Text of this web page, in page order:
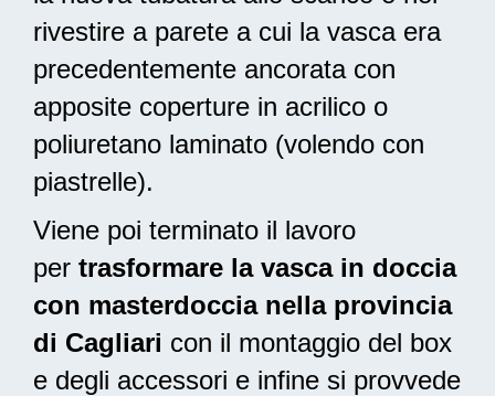
rivestire a parete a cui la vasca era
precedentemente ancorata con
apposite coperture in acrilico o
poliuretano laminato (volendo con
piastrelle).
Viene poi terminato il lavoro
per trasformare la vasca in doccia
con masterdoccia nella provincia
di Cagliari con il montaggio del box
e degli accessori e infine si provvede